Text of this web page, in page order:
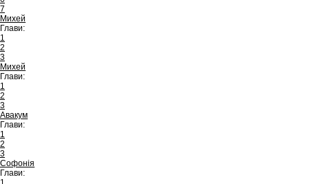
7
Михей
Глави:
1
2
3
Михей
Глави:
1
2
3
Авакум
Глави:
1
2
3
Софонія
Глави: